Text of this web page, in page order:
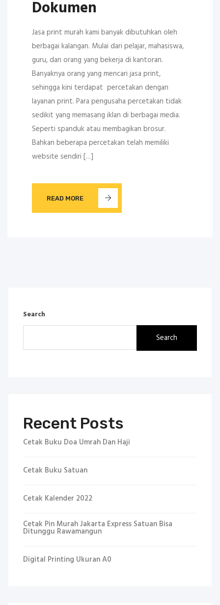
Dokumen
Jasa print murah kami banyak dibutuhkan oleh
berbagai kalangan. Mulai dari pelajar, mahasiswa,
guru, dan orang yang bekerja di kantoran.
Banyaknya orang yang mencari jasa print,
sehingga kini terdapat percetakan dengan
layanan print. Para pengusaha percetakan tidak
sedikit yang memasang iklan di berbagai media.
Seperti spanduk atau membagikan brosur.
Bahkan beberapa percetakan telah memiliki
website sendiri […]
READ MORE
Search
Search
Recent Posts
Cetak Buku Doa Umrah Dan Haji
Cetak Buku Satuan
Cetak Kalender 2022
Cetak Pin Murah Jakarta Express Satuan Bisa
Ditunggu Rawamangun
Digital Printing Ukuran A0